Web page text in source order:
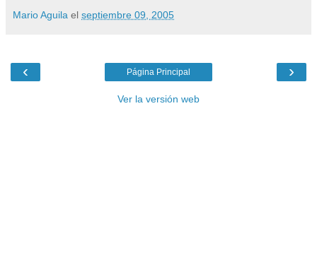
Mario Aguila el septiembre 09, 2005
‹ ›
Página Principal
Ver la versión web